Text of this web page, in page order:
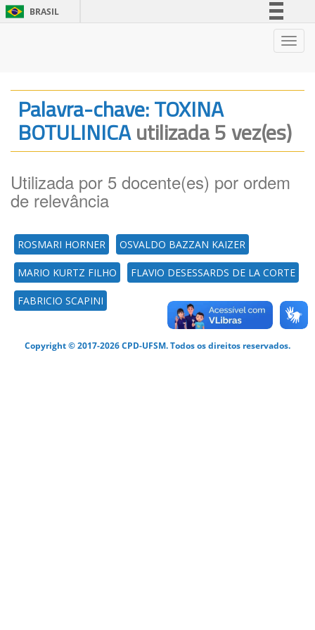
BRASIL
Legislação
Canais
Palavra-chave: TOXINA
BOTULINICAutilizada 5 vez(es)
Utilizada por 5 docente(es) por ordem
de relevância
ROSMARI HORNER OSVALDO BAZZAN KAIZER
MARIO KURTZ FILHO FLAVIO DESESSARDS DE LA CORTE
FABRICIO SCAPINI
Copyright © 2017-2026 CPD-UFSM. Todos os direitos reservados.